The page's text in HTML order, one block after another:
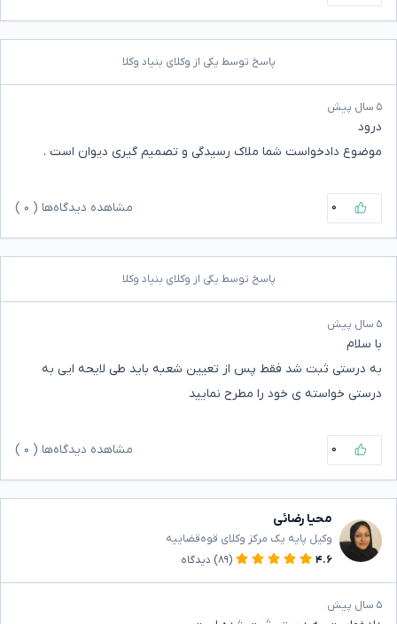
پاسخ توسط یکی از وکلای بنیاد وکلا
۵ سال پیش
درود
موضوع دادخواست شما ملاک رسیدگی و تصمیم گیری دیوان است .
۰ مشاهده دیدگاه‌ها ( ۰
پاسخ توسط یکی از وکلای بنیاد وکلا
۵ سال پیش
با سلام
به درستی ثبت شد فقط پس از تعیین شعبه باید طی لایحه ایی به
درستی خواسته ی خود را مطرح نمایید
۰ مشاهده دیدگاه‌ها ( ۰
محیا رضائی
وکیل پایه یک مرکز وکلای قوه‌قضاییه
۴.۶
(۸۹) دیدگاه
۵ سال پیش